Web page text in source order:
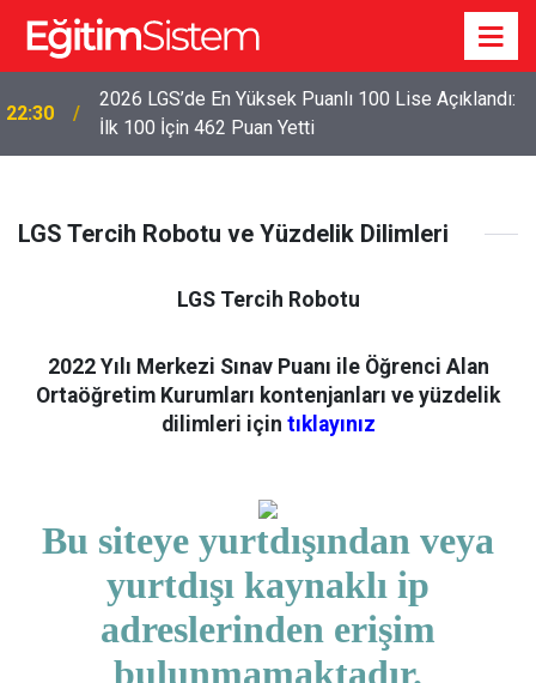
22:30
2026 LGS’de En Yüksek Puanlı 100 Lise Açıklandı:
İlk 100 İçin 462 Puan Yetti
LGS Tercih Robotu ve Yüzdelik Dilimleri
LGS Tercih Robotu
2022 Yılı Merkezi Sınav Puanı ile Öğrenci Alan
Ortaöğretim Kurumları kontenjanları ve yüzdelik
dilimleri için tıklayınız